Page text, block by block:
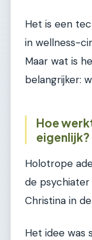
Het is een
in wellness-
Maar wat is
belangrijker:
Hoe
eigenlijk?
Holotrope
de psychiater
Christina in
Het idee was